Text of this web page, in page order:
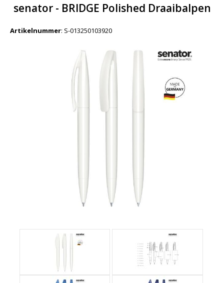
senator - BRIDGE Polished Draaibalpen
Artikelnummer: S-013250103920